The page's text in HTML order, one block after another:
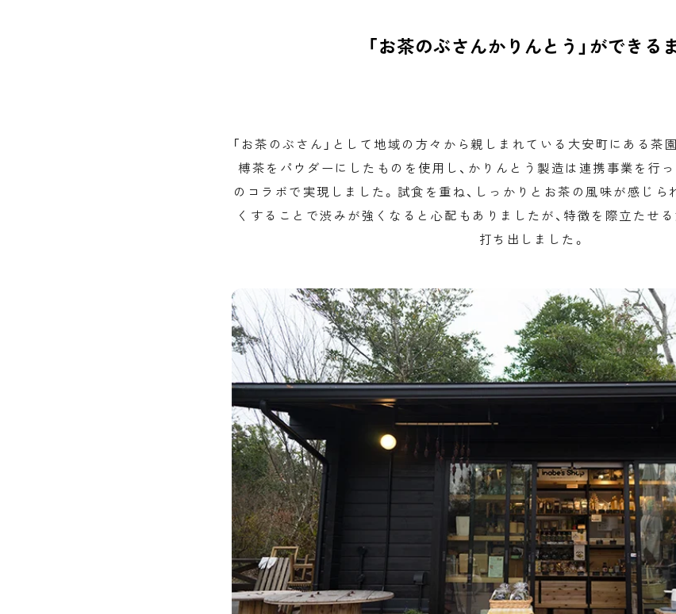
「お茶のぶさんかりんとう」ができる
「お茶のぶさん」として地域の方々から親しまれている大安町にある茶
榑茶をパウダーにしたものを使用し、かりんとう製造は連携事業を行
のコラボで実現しました。試食を重ね、しっかりとお茶の風味が感じら
くすることで渋みが強くなると心配もありましたが、特徴を際立たせる
打ち出しました。